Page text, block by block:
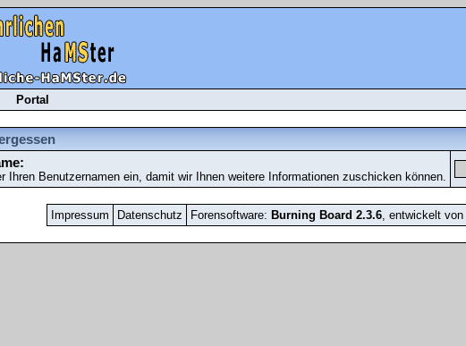
Portal
Ihren Benutzernamen ein, damit wir Ihnen weitere Informationen zuschicken können.
Impressum Datenschutz Forensoftware: Burning Board 2.3.6, entwickelt von